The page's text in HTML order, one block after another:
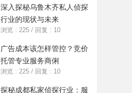
深入探秘乌鲁木齐私人侦探
行业的现状与未来
浏览 : 225 / 回复 : 10
广告成本该怎样管控？竞价
托管专业服务商俐
浏览 : 225 / 回复 : 10
探秘成都私家侦探行业：服